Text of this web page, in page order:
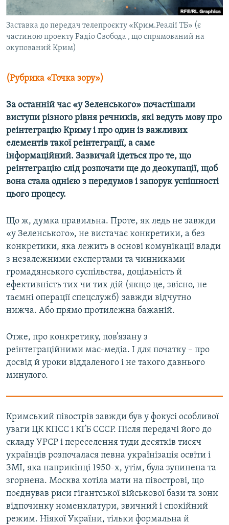
РУС
УКР
КТАТ
Усі сайти RFE/RL
Заставка до передач телепроєкту «Крим.Реалії ТБ» (є
частиною проекту Радіо Свобода , що спрямований на
окупований Крим)
(Рубрика «Точка зору»)
За останній час «у Зеленського» почастішали
виступи різного рівня речників, які ведуть мову про
реінтеграцію Криму і про один із важливих
елементів такої реінтеграції, а саме
інформаційний. Зазвичай ідеться про те, що
реінтеграцію слід розпочати ще до деокупації, щоб
вона стала однією з передумов і запорук успішності
цього процесу.
Що ж, думка правильна. Проте, як ледь не завжди
«у Зеленського», не вистачає конкретики, а без
конкретики, яка лежить в основі комунікації влади
з незалежними експертами та чинниками
громадянського суспільства, доцільність й
ефективність тих чи тих дій (якщо це, звісно, не
таємні операції спецслужб) завжди відчутно
нижча. Або прямо протилежна бажаній.
Отже, про конкретику, пов’язану з
реінтеграційними мас-медіа. І для початку – про
досвід й уроки віддаленого і не такого давнього
минулого.
Кримський півострів завжди був у фокусі особливої
уваги ЦК КПСС і КҐБ СССР. Після передачі його до
складу УРСР і переселення туди десятків тисяч
українців розпочалася певна українізація освіти і
ЗМІ, яка наприкінці 1950-х, утім, була зупинена та
згорнена. Москва хотіла мати на півострові, що
поєднував риси гігантської військової бази та зони
відпочинку номенклатури, звичний і спокійний
режим. Ніякої України, тільки формальна й